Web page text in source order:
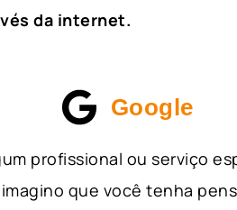
da internet.
Google
profissional ou serviço
que você tenha